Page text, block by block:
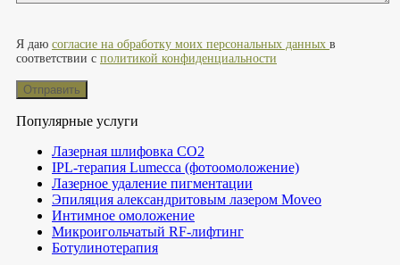
Я даю согласие на обработку моих персональных данных в
соответствии с политикой конфиденциальности
Популярные услуги
Лазерная шлифовка СО2
IPL-терапия Lumecca (фотоомоложение)
Лазерное удаление пигментации
Эпиляция александритовым лазером Moveo
Интимное омоложение
Микроигольчатый RF-лифтинг
Ботулинотерапия